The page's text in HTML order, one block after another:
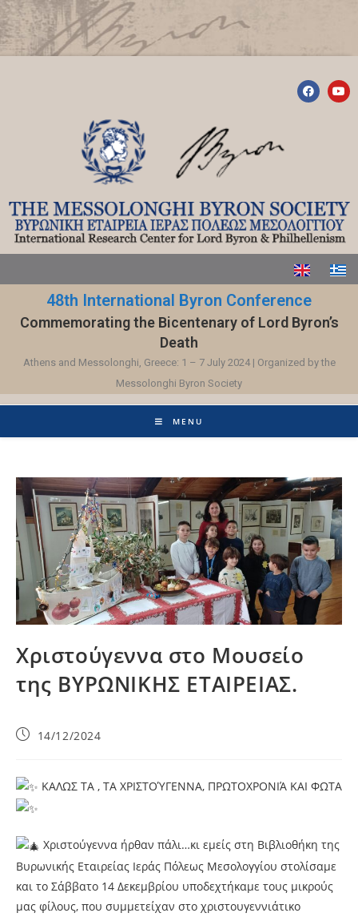
48th International Byron Conference
Commemorating the Bicentenary of Lord Byron’s
Death
Athens and Messolonghi, Greece: 1 – 7 July 2024 | Organized by the
Messolonghi Byron Society
MENU
Χριστούγεννα στο Μουσείο
της ΒΥΡΩΝΙΚΗΣ ΕΤΑΙΡΕΙΑΣ.
14/12/2024
ΚΑΛΩΣ ΤΑ , ΤΑ ΧΡΙΣΤΟΎΓΕΝΝΑ, ΠΡΩΤΟΧΡΟΝΙΆ ΚΑΙ ΦΩΤΑ
Χριστούγεννα ήρθαν πάλι…κι εμείς στη Βιβλιοθήκη της
Βυρωνικής Εταιρείας Ιεράς Πόλεως Μεσολογγίου στολίσαμε
και το Σάββατο 14 Δεκεμβρίου υποδεχτήκαμε τους μικρούς
μας φίλους, που συμμετείχαν στο χριστουγεννιάτικο